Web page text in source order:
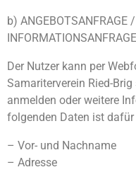
b) ANGEBOTSANFRAGE
INFORMATIONSANFRAGE
Der Nutzer kann per
Samariterverein Ried-
anmelden oder weitere
folgenden Daten ist
– Vor- und Nachname
– Adresse